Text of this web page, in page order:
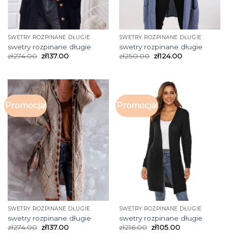
SWETRY ROZPINANE DŁUGIE
swetry rozpinane długie
zł274.00 zł137.00
SWETRY ROZPINANE DŁUGIE
swetry rozpinane długie
zł250.00 zł124.00
Promocja!
SWETRY ROZPINANE DŁUGIE
swetry rozpinane długie
zł274.00 zł137.00
Promocja!
SWETRY ROZPINANE DŁUGIE
swetry rozpinane długie
zł216.00 zł105.00